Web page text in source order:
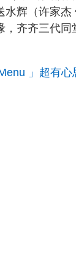
辉（许家
齐齐三代同
」超有